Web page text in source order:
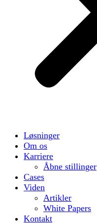
Løsninger
Om os
Karriere
Åbne stillinger
Cases
Viden
Artikler
White Papers
Kontakt